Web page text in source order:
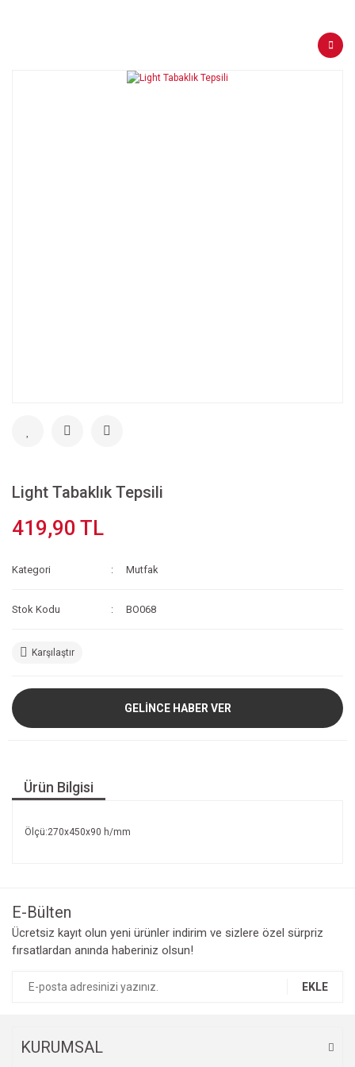
Light Tabaklık Tepsili
419,90 TL
Kategori Mutfak
Stok Kodu BO068
Karşılaştır
GELİNCE HABER VER
Ürün Bilgisi
Ölçü:270x450x90 h/mm
E-Bülten
Ücretsiz kayıt olun yeni ürünler indirim ve sizlere özel sürpriz
fırsatlardan anında haberiniz olsun!
EKLE
KURUMSAL